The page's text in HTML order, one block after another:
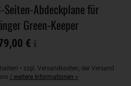
Abdeckplane für
Green-Keeper
€
• zzgl. Versandkosten, der Versand
/ weitere Informationen »